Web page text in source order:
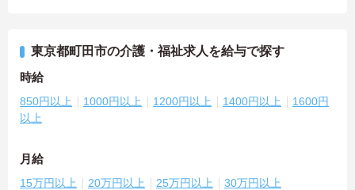
東京都町田市の介護・福祉求人を給与で探す
時給
850円以上 1000円以上 1200円以上 1400円以上
1600円
以上
月給
15万円以上 20万円以上 25万円以上 30万円以上